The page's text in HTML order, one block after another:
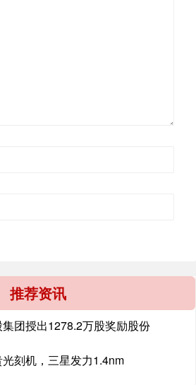
推荐资讯
团授出1278.2万股奖励股份
刻机，三星发力1.4nm